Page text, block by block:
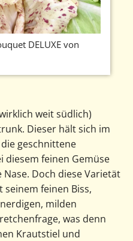
DELUXE von
weit südlich)
Dieser hält sich im
geschnittene
diesem feinen Gemüse
Doch diese Varietät
feinen Biss,
milden
was denn
Krautstiel und